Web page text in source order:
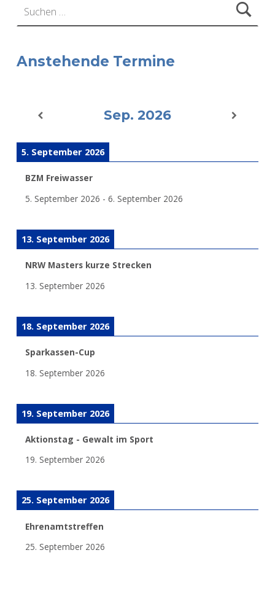
Anstehende Termine
Sep. 2026
5. September 2026
BZM Freiwasser
5. September 2026 - 6. September 2026
13. September 2026
NRW Masters kurze Strecken
13. September 2026
18. September 2026
Sparkassen-Cup
18. September 2026
19. September 2026
Aktionstag - Gewalt im Sport
19. September 2026
25. September 2026
Ehrenamtstreffen
25. September 2026